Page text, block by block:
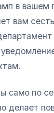
в вашем
вам
само по
делает